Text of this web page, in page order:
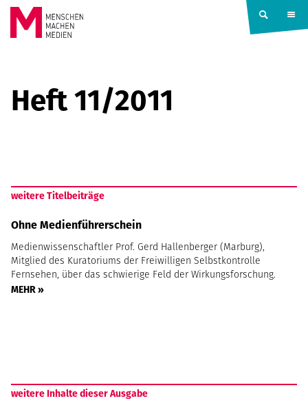
Springe zum Inhalt
MACHEN
MEDIEN
Heft 11/2011
weitere Titelbeiträge
Ohne Medienführerschein
Medienwissenschaftler Prof. Gerd Hallenberger (Marburg),
Mitglied des Kuratoriums der Freiwilligen Selbstkontrolle
Fernsehen, über das schwierige Feld der Wirkungsforschung.
MEHR »
weitere Inhalte dieser Ausgabe